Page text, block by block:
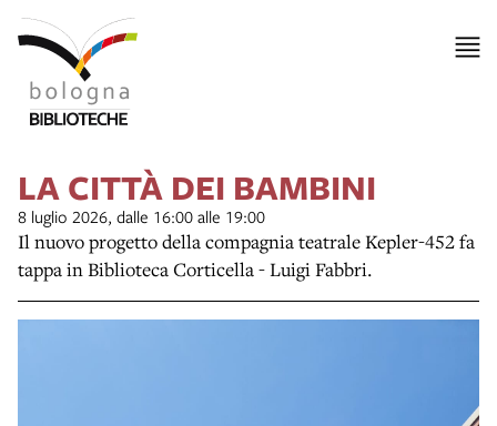
LA CITTÀ DEI BAMBINI
8 luglio 2026, dalle 16:00 alle 19:00
Il nuovo progetto della compagnia teatrale Kepler-452 fa
tappa in Biblioteca Corticella - Luigi Fabbri.